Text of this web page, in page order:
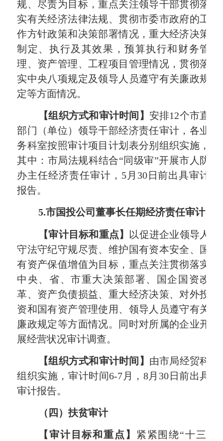
规、尽责为目标，重点关注领导干部贯彻落
实有关经济法律法规、贯彻市委市政府的工
作方针政策和决策部署情况，重大经济决策
制定、执行及其效果，预算执行和财务管
理、资产管理、工程项目管理情况，贯彻落
实中央八项规定及领导人员遵守有关廉政规
定等方面情况。
【组织方式和审计时间】 安排12个市直
部门（单位）领导干部经济责任审计，各业
务科室按照审计项目计划表分别组织实施，
其中：市局法规科结合“同级审”开展市人防
办主任经济责任审计， 5月 30日前出具审计
报告。
5.市国投公司董事长任期经济责任审计
【审计目标和重点】 以促进企业领导人
守法守纪守规尽责、维护国有资本安全、国
有资产保值增值为目标，重点关注贯彻落实
中央、省、市重大决策部署、国企国资改
革、资产负债损益、重大经济决策、对外投
资和国有资产管理使用、领导人员遵守有关
廉政规定等方面情况。同时对所属的企业开
展经营状况审计调查。
【组织方式和审计时间】 由市局经贸科
组织实施，审计时间6-7 月， 8月 30 日前出具
审计报告。
（四）扶贫审计
【审计目标和重点】
紧紧围绕“十三